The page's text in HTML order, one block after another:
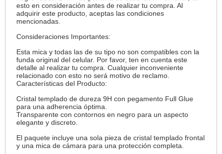
esto en consideración antes de realizar tu compra. Al
adquirir este producto, aceptas las condiciones
mencionadas.
Consideraciones Importantes:
Esta mica y todas las de su tipo no son compatibles con la
funda original del celular. Por favor, ten en cuenta este
detalle al realizar tu compra. Cualquier inconveniente
relacionado con esto no será motivo de reclamo.
Características del Producto:
Cristal templado de dureza 9H con pegamento Full Glue
para una adherencia óptima.
Transparente con contornos en negro para un aspecto
elegante y discreto.
El paquete incluye una sola pieza de cristal templado frontal
y una mica de cámara para una protección completa.